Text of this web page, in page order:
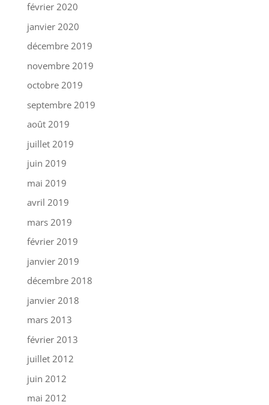
février 2020
janvier 2020
décembre 2019
novembre 2019
octobre 2019
septembre 2019
août 2019
juillet 2019
juin 2019
mai 2019
avril 2019
mars 2019
février 2019
janvier 2019
décembre 2018
janvier 2018
mars 2013
février 2013
juillet 2012
juin 2012
mai 2012